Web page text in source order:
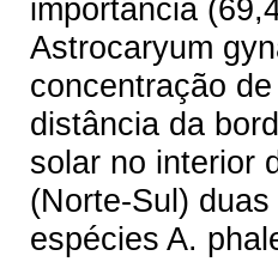
importância
Astrocaryum
concentração
distância da
solar no interior
(Norte-Sul)
espécies A.